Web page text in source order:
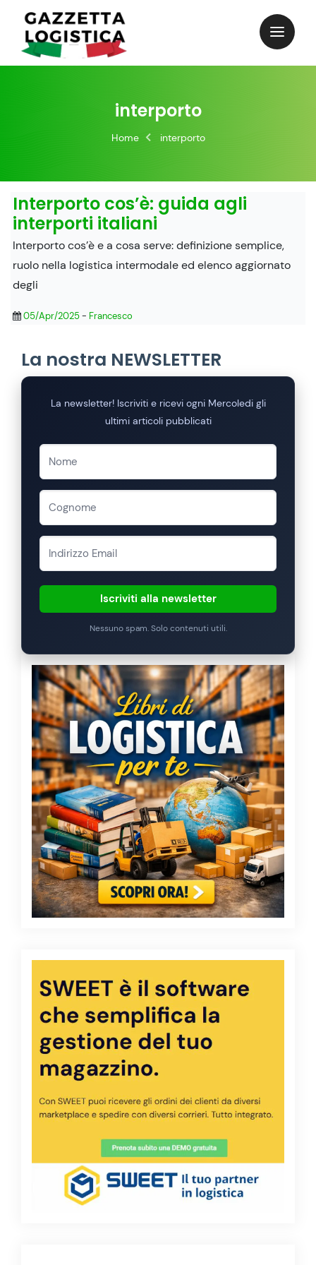
content
interporto
Home interporto
Interporto cos’è: guida agli
interporti italiani
Interporto cos’è e a cosa serve: definizione semplice,
ruolo nella logistica intermodale ed elenco aggiornato
degli
05/Apr/2025- Francesco
La nostra NEWSLETTER
La newsletter! Iscriviti e ricevi ogni Mercoledi gli
ultimi articoli pubblicati
Iscriviti alla newsletter
Nessuno spam. Solo contenuti utili.